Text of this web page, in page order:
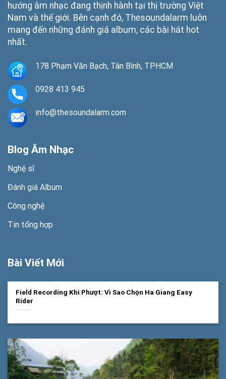
hướng âm nhạc đang thịnh hành tại thị trường Việt
Nam và thế giới. Bên cạnh đó, Thesoundalarm luôn
mang đến những đánh giá album, các bài hát hot
nhất.
178 Phạm Văn Bạch, Tân Bình, TPHCM
0928 413 945
info@thesoundalarm.com
Blog Âm Nhạc
Nghệ sĩ
Đánh giá Album
Công nghệ
Tin tổng hợp
Bài Viết Mới
Field Recording Khi Phượt: Vì Sao Chọn Ha Giang Easy
Rider